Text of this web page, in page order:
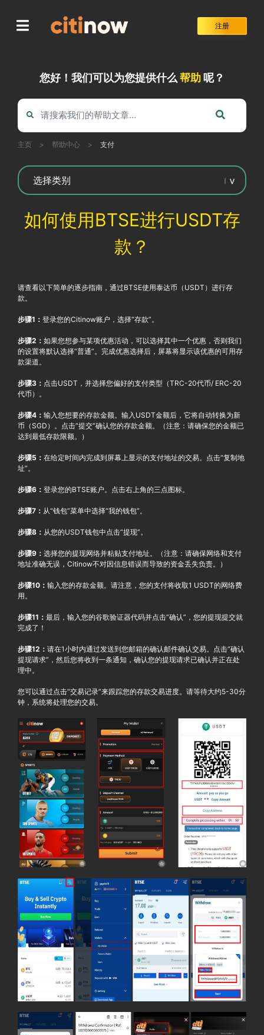
content
注册
您好！我们可以为您提供什么 帮助呢？
主页 > 帮助中心 > 支付
如何使用BTSE进行USDT存
款？
请查看以下简单的逐步指南，通过BTSE使用泰达币（USDT）进行存
款。
步骤1： 登录您的Citinow账户，选择“存款”。
步骤2： 如果您想参与某项优惠活动，可以选择其中一个优惠，否则我们
的设置将默认选择“普通”。完成优惠选择后，屏幕将显示该优惠的可用存
款渠道。
步骤3： 点击USDT，并选择您偏好的支付类型（TRC-20代币/ ERC-20
代币）。
步骤4： 输入您想要的存款金额。输入USDT金额后，它将自动转换为新
币（SGD）。点击“提交”确认您的存款金额。（注意：请确保您的金额已
达到最低存款限额。）
步骤5： 在给定时间内完成到屏幕上显示的支付地址的交易。点击“复制地
址”。
步骤6： 登录您的BTSE账户。点击右上角的三点图标。
步骤7： 从“钱包”菜单中选择“我的钱包”。
步骤8： 从您的USDT钱包中点击“提现”。
步骤9： 选择您的提现网络并粘贴支付地址。（注意：请确保网络和支付
地址准确无误，Citinow不对因信息错误而导致的资金丢失负责。）
步骤10： 输入您的存款金额。请注意，您的支付将收取1 USDT的网络费
用。
步骤11： 最后，输入您的谷歌验证器代码并点击“确认”，您的提现提交就
完成了！
步骤12： 请在1小时内通过发送到您邮箱的确认邮件确认交易。点击“确认
提现请求”，然后您将收到一条通知，确认您的提现请求已确认并正在处
理中。
您可以通过点击“交易记录”来跟踪您的存款交易进度。请等待大约5-30分
钟，系统将处理您的交易。